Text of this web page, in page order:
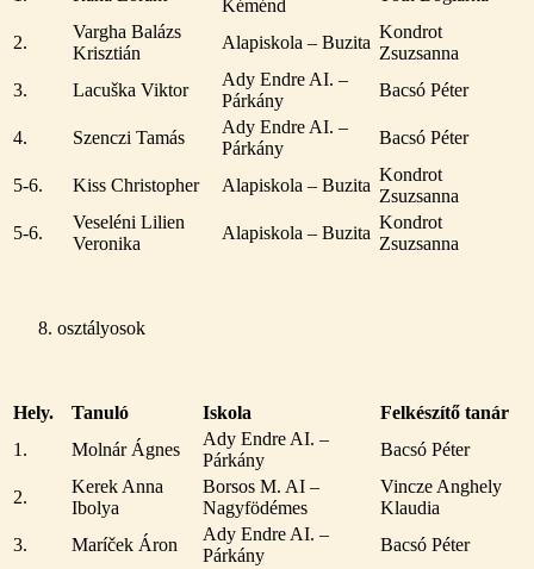
Kéménd
2.
Vargha Balázs
Krisztián
Alapiskola – Buzita
Kondrot
Zsuzsanna
3.
Lacuška Viktor
Ady Endre AI. –
Párkány
Bacsó Péter
4. Szenczi Tamás
Ady Endre AI. –
Párkány
Bacsó Péter
5-6. Kiss Christopher Alapiskola – Buzita
Kondrot
Zsuzsanna
5-6.
Veseléni Lilien
Veronika
Alapiskola – Buzita
Kondrot
Zsuzsanna
osztályosok
Hely. Tanuló Iskola
Felkészítő tanár
1.
Molnár Ágnes
Ady Endre AI. –
Párkány
Bacsó Péter
2.
Kerek Anna
Ibolya
Borsos M. AI –
Nagyfödémes
Vincze Anghely
Klaudia
3.
Maríček Áron
Ady Endre AI. –
Párkány
Bacsó Péter